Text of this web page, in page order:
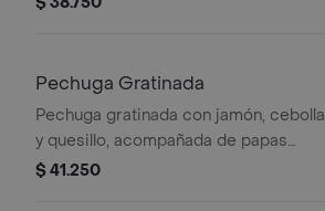
Pechuga Gratinada
Pechuga gratinada con jamón, cebolla
y quesillo, acompañada de papas
fritas y ensalada.
$ 41.250